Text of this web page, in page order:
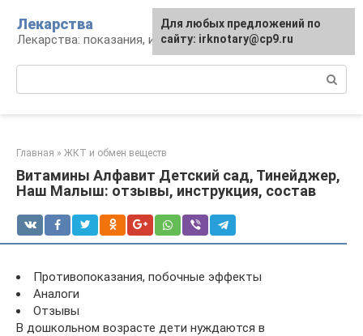
контенту
Лекарства
Лекарства: показания, инструкция, аналоги
Главная » ЖКТ и обмен веществ
Витамины Алфавит Детский сад, Тинейджер,
Наш Малыш: отзывы, инструкция, состав
Противопоказания, побочные эффекты
Аналоги
Отзывы
В дошкольном возрасте дети нуждаются в
Для любых предложений по
сайту: irknotary@cp9.ru